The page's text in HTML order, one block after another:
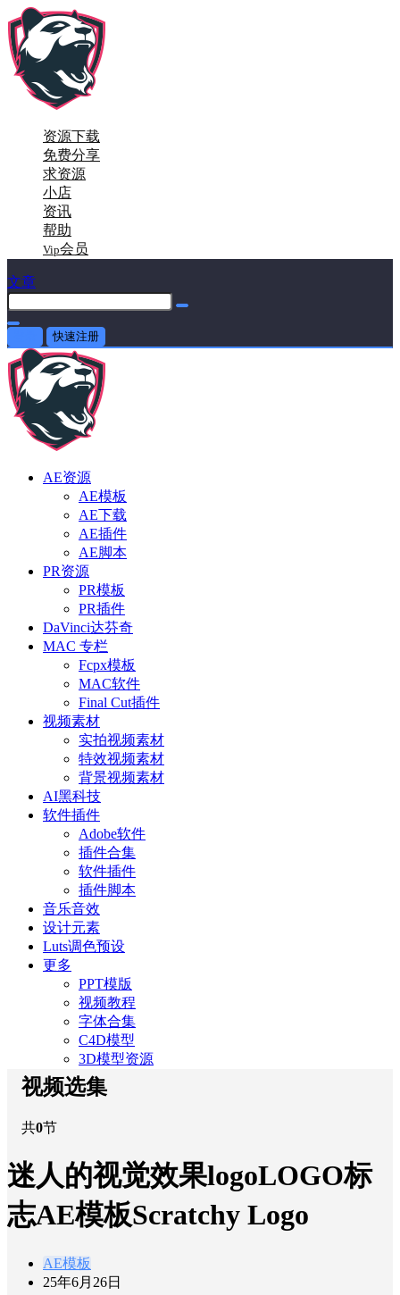
资源下载
免费分享
求资源
小店
资讯
帮助
Vip会员
文章
快速注册
AE资源
AE模板
AE下载
AE插件
AE脚本
PR资源
PR模板
PR插件
DaVinci达芬奇
MAC 专栏
Fcpx模板
MAC软件
Final Cut插件
视频素材
实拍视频素材
特效视频素材
背景视频素材
AI黑科技
软件插件
Adobe软件
插件合集
软件插件
插件脚本
音乐音效
设计元素
Luts调色预设
更多
PPT模版
视频教程
字体合集
C4D模型
3D模型资源
视频选集
共0节
迷人的视觉效果logoLOGO标
志AE模板Scratchy Logo
AE模板
25年6月26日